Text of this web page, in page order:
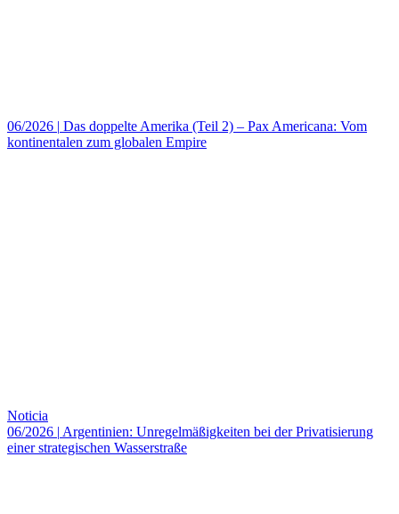
06/2026 | Das doppelte Amerika (Teil 2) – Pax Americana: Vom
kontinentalen zum globalen Empire
Noticia
06/2026 | Argentinien: Unregelmäßigkeiten bei der Privatisierung
einer strategischen Wasserstraße